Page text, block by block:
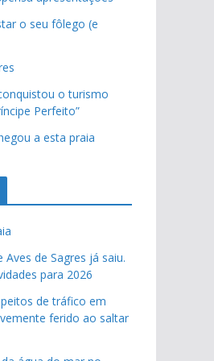
o seu fôlego (e
o turismo
Perfeito”
a esta praia
de Sagres já saiu.
para 2026
de tráfico em
ferido ao saltar